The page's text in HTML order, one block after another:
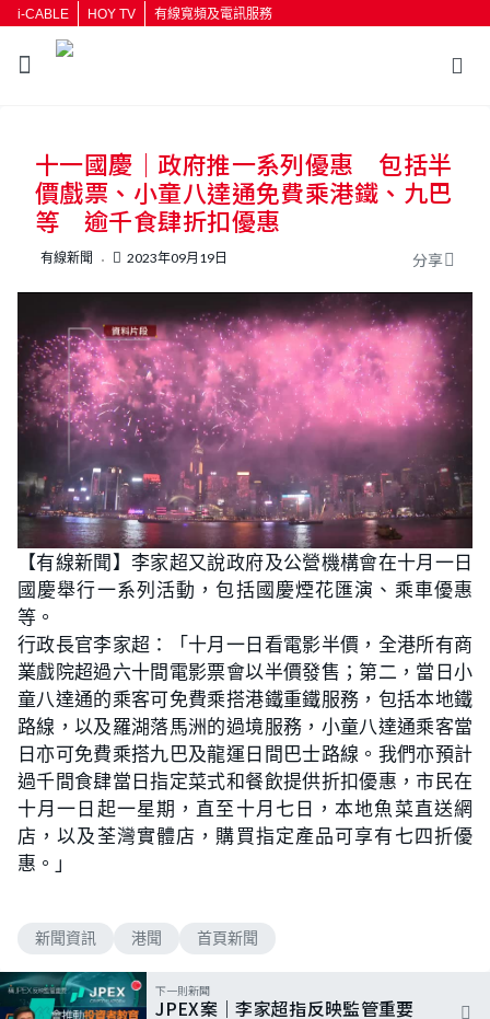
i-CABLE HOY TV 有線寬頻及電訊服務
十一國慶｜政府推一系列優惠 包括半
價戲票、小童八達通免費乘港鐵、九巴
等 逾千食肆折扣優惠
有線新聞 2023年09月19日 分享
【有線新聞】李家超又說政府及公營機構會在十月一日
國慶舉行一系列活動，包括國慶煙花匯演、乘車優惠
等。
行政長官李家超：「十月一日看電影半價，全港所有商
業戲院超過六十間電影票會以半價發售；第二，當日小
童八達通的乘客可免費乘搭港鐵重鐵服務，包括本地鐵
路線，以及羅湖落馬洲的過境服務，小童八達通乘客當
日亦可免費乘搭九巴及龍運日間巴士路線。我們亦預計
過千間食肆當日指定菜式和餐飲提供折扣優惠，市民在
十月一日起一星期，直至十月七日，本地魚菜直送網
店，以及荃灣實體店，購買指定產品可享有七四折優
惠。」
新聞資訊 港聞 首頁新聞
下一則新聞
JPEX案｜李家超指反映監管重要